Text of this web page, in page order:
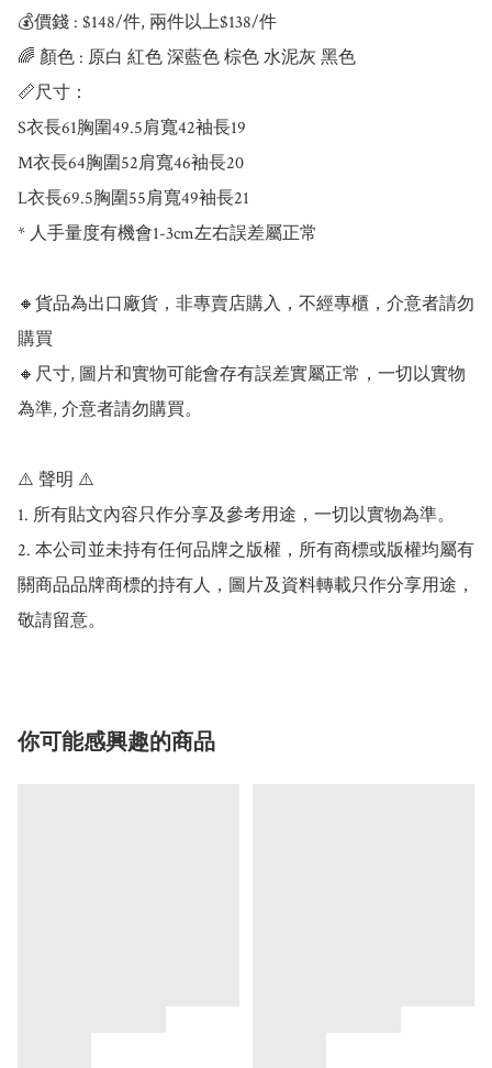
💰價錢 : $148/件, 兩件以上$138/件
🌈 顏色 : 原白 紅色 深藍色 棕色 水泥灰 黑色
📏尺寸：
S衣長61胸圍49.5肩寬42袖長19
M衣長64胸圍52肩寬46袖長20
L衣長69.5胸圍55肩寬49袖長21
* 人手量度有機會1-3cm左右誤差屬正常
🔸貨品為出口廠貨，非專賣店購入，不經專櫃，介意者請勿
購買
🔸尺寸, 圖片和實物可能會存有誤差實屬正常，一切以實物
為準, 介意者請勿購買。
⚠️ 聲明 ⚠️
1. 所有貼文內容只作分享及參考用途，一切以實物為準。
2. 本公司並未持有任何品牌之版權，所有商標或版權均屬有
關商品品牌商標的持有人，圖片及資料轉載只作分享用途，
敬請留意。
你可能感興趣的商品